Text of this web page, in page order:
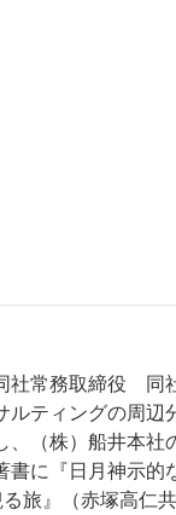
社常務取締役 同
ティングの周
（株）船井本
書に『日月神示
旅』（赤塚高仁